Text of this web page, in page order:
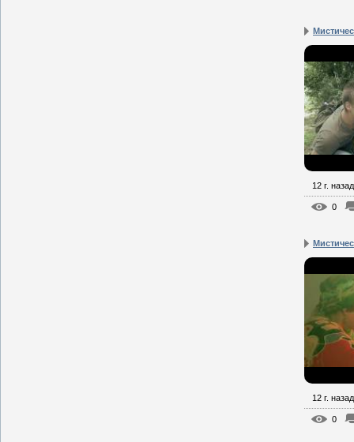
12 г. назад
0
12 г. назад
0